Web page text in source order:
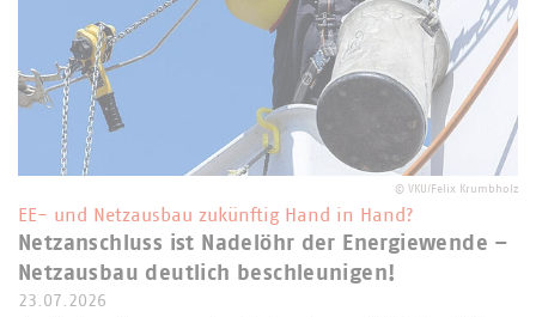
© VKU/Felix Krumbholz
EE- und Netzausbau zukünftig Hand in Hand?
Netzanschluss ist Nadelöhr der Energiewende –
Netzausbau deutlich beschleunigen!
23.07.2026